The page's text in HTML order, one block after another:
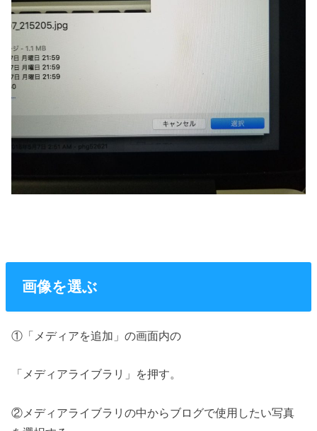
画像を選ぶ
①「メディアを追加」の画面内の
「メディアライブラリ」を押す。
②メディアライブラリの中からブログで使用したい写真